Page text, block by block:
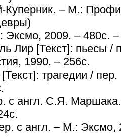
Куперник. – М.:
Эксмо, 2009. – 480с.
Лир [Текст]: пьесы /
1990. – 256с.
трагедии /
с англ. С.Я.
с англ. – М.: